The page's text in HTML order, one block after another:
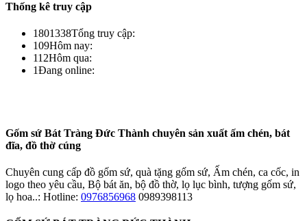
Thống kê truy cập
1801338Tổng truy cập:
109Hôm nay:
112Hôm qua:
1Đang online:
Gốm sứ Bát Tràng Đức Thành chuyên sản xuất ấm chén, bát
đĩa, đồ thờ cúng
Chuyên cung cấp đồ gốm sứ, quà tặng gốm sứ, Ấm chén, ca cốc, in
logo theo yêu cầu, Bộ bát ăn, bộ đồ thờ, lọ lục bình, tượng gốm sứ,
lọ hoa..: Hotline: 0976856968 0989398113